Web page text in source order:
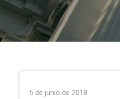
5 de junio de 2018